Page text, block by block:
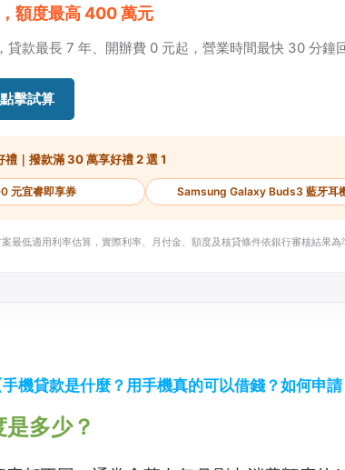
額度最高 400 萬元
貸款最長 7 年、開辦費 0 元起，營業時間最快 30 分鐘
點擊試算
｜撥款滿 30 萬享好禮 2 選 1
元宜睿即享券 Samsung Galaxy Buds3 藍牙耳
最低適用利率估算，實際利率、月付金、額度及核貸條件依銀行審核結果為
手機貸款是什麼？用手機真的可以借錢？如何申
多少？